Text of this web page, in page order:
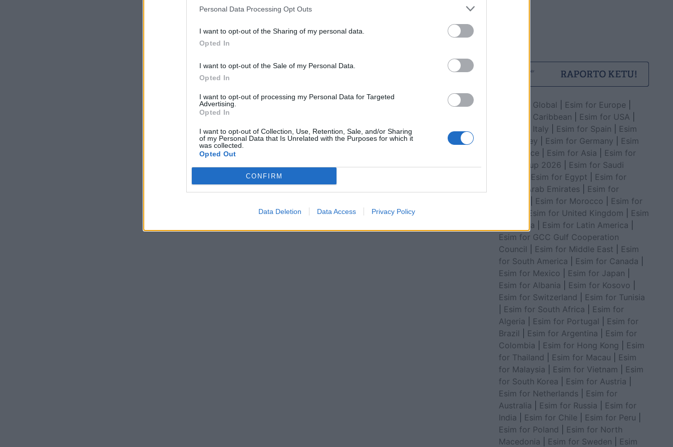
Personal Data Processing Opt Outs
I want to opt-out of the Sharing of my personal data.
Opted In
I want to opt-out of the Sale of my Personal Data.
Opted In
I want to opt-out of processing my Personal Data for Targeted
Advertising.
Opted In
I want to opt-out of Collection, Use, Retention, Sale, and/or Sharing
of my Personal Data that Is Unrelated with the Purposes for which it
was collected.
Opted Out
CONFIRM
Data Deletion Data Access Privacy Policy
Esim for Global Esim for Europe
Esim for Caribbean
Esim for USA
Esim for Italy
Esim for Spain
Esim
for Turkey
Esim for Germany
Esim
for Greece
Esim for Asia
Esim for
World Cup 2026
Esim for Saudi
Esim for Egypt
Esim for
United Arab Emirates
Esim for
Esim for Morocco
Esim for
Esim for United Kingdom
Esim
for Africa
Esim for Latin America
Esim for GCC Gulf Cooperation
Council
Esim for Middle East
Esim
for South America
Esim for Canada
Esim for Mexico
Esim for Japan
Esim for Albania
Esim for Kosovo
Esim for Switzerland
Esim for Tunisia
Esim for South Africa
Esim for
Algeria
Esim for Portugal
Esim for
Brazil
Esim for Argentina
Esim for
Colombia
Esim for Hong Kong
Esim
for Thailand
Esim for Macau
Esim
for Malaysia
Esim for Vietnam
Esim
for South Korea
Esim for Austria
Esim for Netherlands
Esim for
Australia
Esim for Russia
Esim for
India
Esim for Chile Esim for Peru
Esim for Poland
Esim for North
Macedonia
Esim for Sweden
Esim